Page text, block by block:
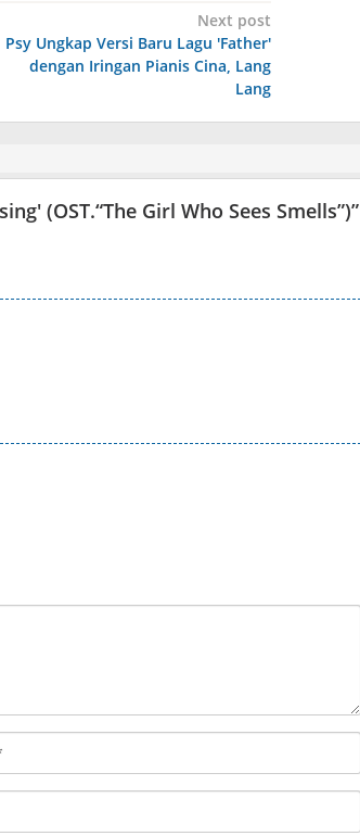
Next post
Psy Ungkap Versi Baru Lagu 'Father'
dengan Iringan Pianis Cina, Lang
Lang
(OST.“The Girl Who Sees Smells”)”